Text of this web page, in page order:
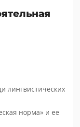
лингвистических
норма» и ее